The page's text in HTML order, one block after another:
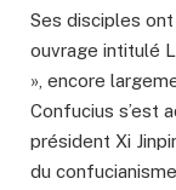
Ses disciples
ouvrage intitulé
», encore
Confucius s’est
président Xi
du